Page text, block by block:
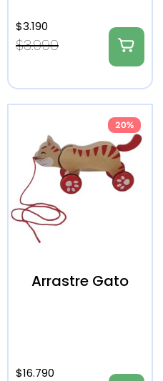
$3.990
$3.190
20%
Arrastre Gato
$16.790